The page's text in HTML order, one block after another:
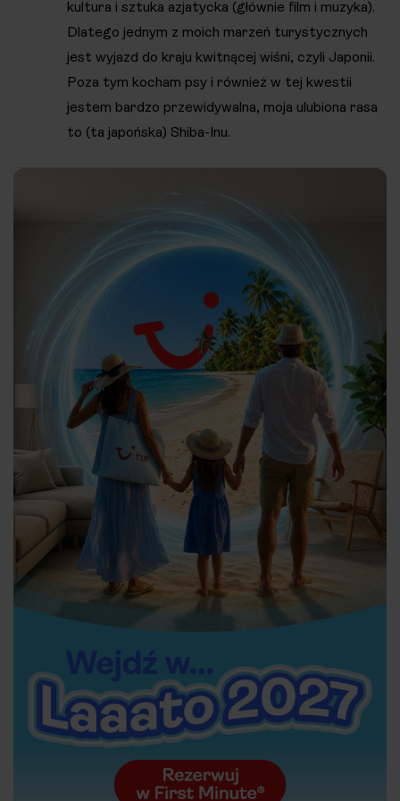
kultura i sztuka azjatycka (głównie film i muzyka).
Dlatego jednym z moich marzeń turystycznych
jest wyjazd do kraju kwitnącej wiśni, czyli Japonii.
Poza tym kocham psy i również w tej kwestii
jestem bardzo przewidywalna, moja ulubiona rasa
to (ta japońska) Shiba-Inu.